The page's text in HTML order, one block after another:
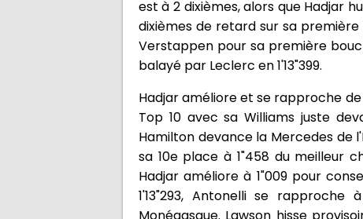
est à 2 dixièmes, alors que Hadjar
dixièmes de retard sur sa première
Verstappen pour sa première
balayé par Leclerc en 1'13"399.
Hadjar améliore et se rapproche
Top 10 avec sa Williams juste
Hamilton devance la Mercedes de
sa 10e place à 1"458 du meilleur
Hadjar améliore à 1"009 pour
1'13"293, Antonelli se rapproche
Monégasque. Lawson hisse